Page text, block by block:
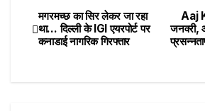
Post
navigation
Aaj
जनवरी,
मगरमच्छ का सिर लेकर जा रहा
था… दिल्ली के IGI एयरपोर्ट पर
कनाडाई नागरिक गिरफ्तार